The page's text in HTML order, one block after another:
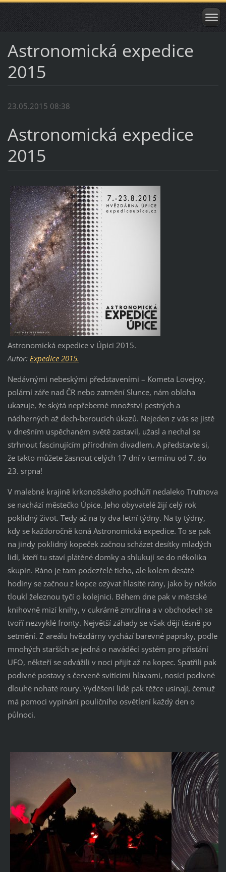
Astronomická expedice
2015
23.05.2015 08:38
Astronomická expedice
2015
Astronomická expedice v Úpici 2015.
Autor: Expedice 2015.
Nedávnými nebeskými představeními – Kometa Lovejoy,
polární záře nad ČR nebo zatmění Slunce, nám obloha
ukazuje, že skýtá nepřeberné množství pestrých a
nádherných až dech-beroucích úkazů. Nejeden z vás se jistě
v dnešním uspěchaném světě zastavil, užasl a nechal se
strhnout fascinujícím přírodním divadlem. A představte si,
že takto můžete žasnout celých 17 dní v termínu od 7. do
23. srpna!
V malebné krajině krkonošského podhůří nedaleko Trutnova
se nachází městečko Úpice. Jeho obyvatelé žijí celý rok
poklidný život. Tedy až na ty dva letní týdny. Na ty týdny,
kdy se každoročně koná Astronomická expedice. To se pak
na jindy poklidný kopeček začnou scházet desítky mladých
lidí, kteří tu staví plátěné domky a shlukují se do několika
skupin. Ráno je tam podezřelé ticho, ale kolem desáté
hodiny se začnou z kopce ozývat hlasité rány, jako by někdo
tloukl železnou tyčí o kolejnici. Během dne pak v městské
knihovně mizí knihy, v cukrárně zmrzlina a v obchodech se
tvoří nezvyklé fronty. Největší záhady se však dějí těsně po
setmění. Z areálu hvězdárny vychází barevné paprsky, podle
mnohých starších se jedná o naváděcí systém pro přistání
UFO, někteří se odvážili v noci přijít až na kopec. Spatřili pak
podivné postavy s červeně svítícími hlavami, nosící podivné
dlouhé nohaté roury. Vyděšení lidé pak těžce usínají, čemuž
má pomoci vypínání pouličního osvětlení každý den o
půlnoci.